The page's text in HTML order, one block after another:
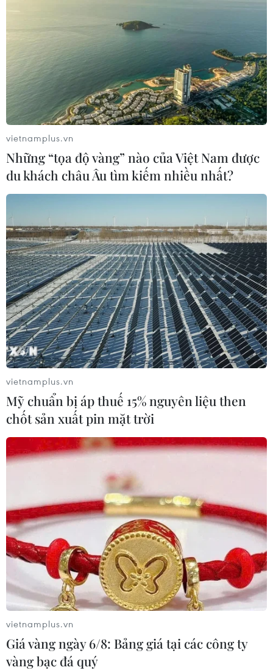
vietnamplus.vn
Những “tọa độ vàng” nào của Việt Nam được
du khách châu Âu tìm kiếm nhiều nhất?
vietnamplus.vn
Mỹ chuẩn bị áp thuế 15% nguyên liệu then
chốt sản xuất pin mặt trời
vietnamplus.vn
Giá vàng ngày 6/8: Bảng giá tại các công ty
vàng bạc đá quý